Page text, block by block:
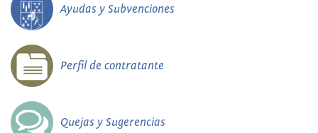
Ayudas y Subvenciones
Perfil de contratante
Quejas y Sugerencias